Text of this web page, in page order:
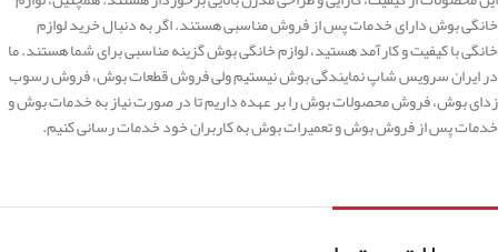
خانگی بوش دارای خدمات پس از فروش مناسبی هستند. اگر به دنبال خرید لوازم
خانگی با کیفیت و کارآمد هستید، لوازم خانگی بوش گزینه مناسبی برای شما هستند. ما
در ایران سرویس شاپ نمایندگی بوش نیستیم ولی فروش قطعات بوش، فروش رسوب
زدای بوش، فروش محصولات بوش را بر عهده داریم تا در صورت نیاز به خدمات بوش و
خدمات پس از فروش بوش و تعمیرات بوش به کاربران خود خدمات رسانی کنیم.